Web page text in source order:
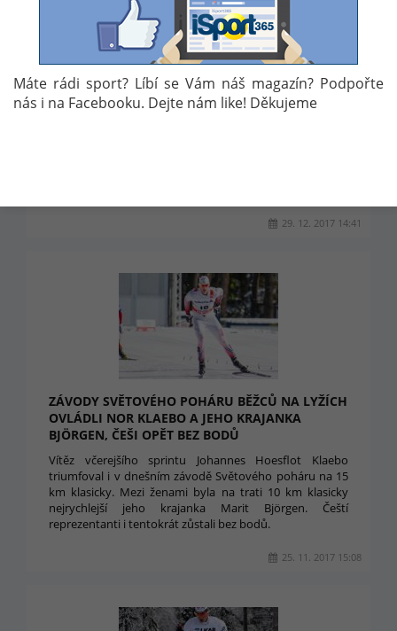
STARTUJE TOUR DE SKI. DO BOJE JDE OSMIČKA
ČECHŮ V ČELE S JAKŠEM A NOVÁKOVOU
29. 12. 2017 14:41
ZÁVODY SVĚTOVÉHO POHÁRU BĚŽCŮ NA LYŽÍCH
OVLÁDLI NOR KLAEBO A JEHO KRAJANKA
BJÖRGEN, ČEŠI OPĚT BEZ BODŮ
Vítěz včerejšího sprintu Johannes Hoesflot Klaebo
triumfoval i v dnešním závodě Světového poháru na 15
km klasicky. Mezi ženami byla na trati 10 km klasicky
nejrychlejší jeho krajanka Marit Björgen. Čeští
reprezentanti i tentokrát zůstali bez bodů.
25. 11. 2017 15:08
Máte rádi sport? Líbí se Vám náš magazín? Podpořte
nás i na Facebooku. Dejte nám like! Děkujeme